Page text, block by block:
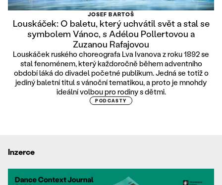
JOSEF BARTOŠ
Louskáček: O baletu, který uchvátil svět a stal se
symbolem Vánoc, s Adélou Pollertovou a
Zuzanou Rafajovou
Louskáček ruského choreografa Lva Ivanova z roku 1892 se
stal fenoménem, který každoročně během adventního
období láká do divadel početné publikum. Jedná se totiž o
jediný baletní titul s vánoční tematikou, a proto je mnohdy
ideální volbou pro rodiny s dětmi.
PODCASTY
Inzerce